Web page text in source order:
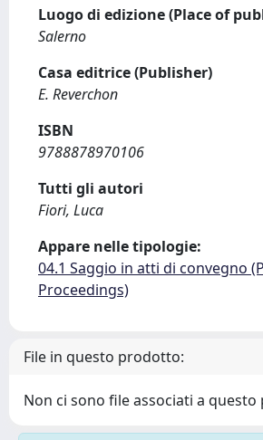
Luogo di edizione (Place of
Salerno
Casa editrice (Publisher)
E. Reverchon
ISBN
9788878970106
Tutti gli autori
Fiori, Luca
Appare nelle tipologie:
04.1 Saggio in atti di convegno
Proceedings)
File in questo prodotto:
Non ci sono file associati a